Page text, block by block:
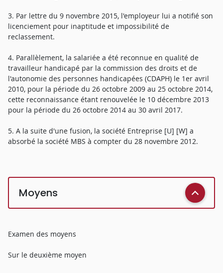
3. Par lettre du 9 novembre 2015, l'employeur lui a notifié son
licenciement pour inaptitude et impossibilité de
reclassement.
4. Parallèlement, la salariée a été reconnue en qualité de
travailleur handicapé par la commission des droits et de
l'autonomie des personnes handicapées (CDAPH) le 1er avril
2010, pour la période du 26 octobre 2009 au 25 octobre 2014,
cette reconnaissance étant renouvelée le 10 décembre 2013
pour la période du 26 octobre 2014 au 30 avril 2017.
5. A la suite d'une fusion, la société Entreprise [U] [W] a
absorbé la société MBS à compter du 28 novembre 2012.
Moyens
Examen des moyens
Sur le deuxième moyen